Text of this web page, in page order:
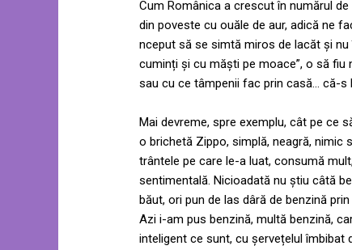
Cum Românica a crescut în numărul
din poveste cu ouăle de aur, adică ne
nceput să se simtă miros de lacăt și nu
cuminți și cu măști pe moace”, o să fiu
sau cu ce tâmpenii fac prin casă… că-s
Mai devreme, spre exemplu, cât pe ce
o brichetă Zippo, simplă, neagră, nimic
trântele pe care le-a luat, consumă
sentimentală. Nicioadată nu știu câtă
băut, ori pun de las dâră de benzină
Azi i-am pus benzină, multă benzină,
inteligent ce sunt, cu șervețelul îmbibat